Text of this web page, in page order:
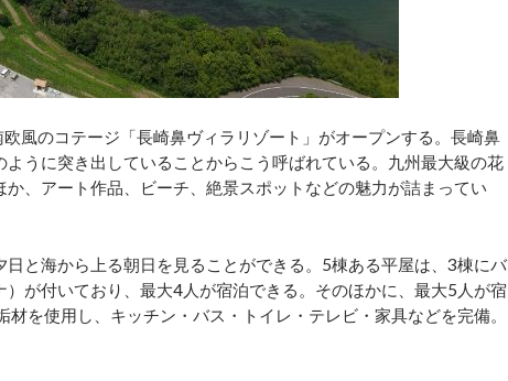
風のコテージ「長崎鼻ヴィラリゾート」がオープンする。長崎鼻
うに突き出していることからこう呼ばれている。九州最大級の花
、アート作品、ビーチ、絶景スポットなどの魅力が詰まってい
と海から上る朝日を見ることができる。5棟ある平屋は、3棟にバ
が付いており、最大4人が宿泊できる。そのほかに、最大5人が宿
を使用し、キッチン・バス・トイレ・テレビ・家具などを完備。